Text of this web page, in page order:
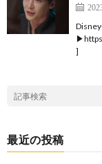
]
最近の投稿